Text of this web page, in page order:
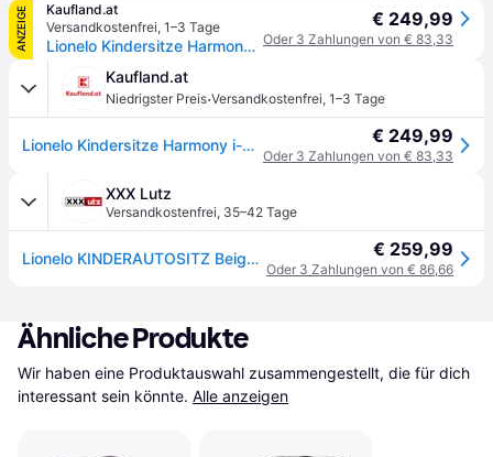
ANZEIGE
Kaufland.at
Versandkostenfrei, 1–3 Tage
Lionelo Kindersitze Harmony i-Size, 360° EasyTurn Basis, ISOFIX und Stützfuß, BuckleAlarm, Side Impact Guard, Verstellbare Kopfstütze und Rückenlehne - Beige
€ 249,99
Oder 3 Zahlungen von € 83,33
Kaufland.at
Niedrigster Preis·Versandkostenfrei, 1–3 Tage
Lionelo Kindersitze Harmony i-Size, 360° EasyTurn Basis, ISOFIX und Stützfuß, BuckleAlarm, Side Impact Guard, Verstellbare Kopfstütze und Rückenlehne - Beige € 249,99
Oder 3 Zahlungen von € 83,33
XXX Lutz
Versandkostenfrei, 35–42 Tage
Lionelo KINDERAUTOSITZ Beige xxxlutz.at € 259,99
Oder 3 Zahlungen von € 86,66
Ähnliche Produkte
Wir haben eine Produktauswahl zusammengestellt, die für dich
interessant sein könnte. Alle anzeigen